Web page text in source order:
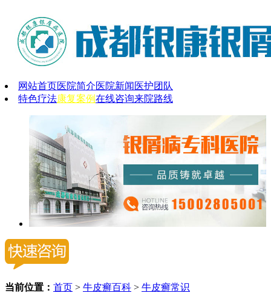
网站首页医院简介医院新闻 医护团队
特色疗法康复案例在线咨询来院路线
当前位置： 首页 > 牛皮癣百科 > 牛皮癣常识